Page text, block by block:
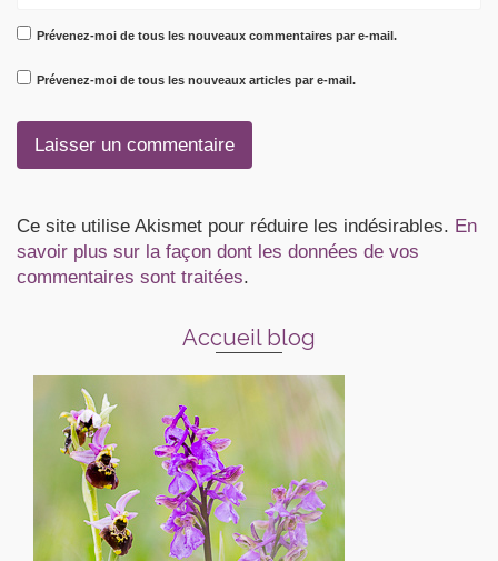
Prévenez-moi de tous les nouveaux commentaires par e-mail.
Prévenez-moi de tous les nouveaux articles par e-mail.
Ce site utilise Akismet pour réduire les indésirables. En
savoir plus sur la façon dont les données de vos
commentaires sont traitées.
Accueil blog